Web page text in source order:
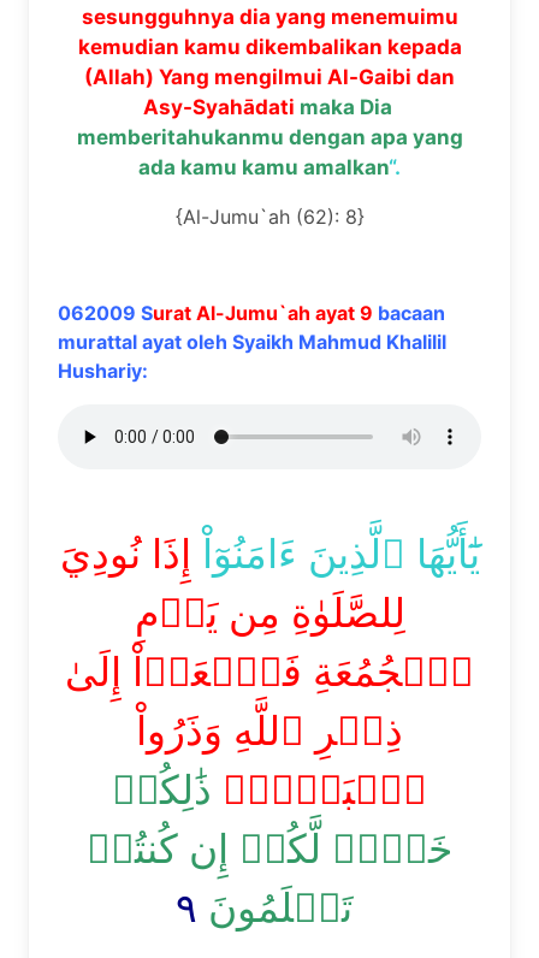
sesungguhnya dia yang menemuimu
kemudian kamu dikembalikan kepada
(Allah) Yang mengilmui Al-Gaibi dan
Asy-Syahādati maka Dia
memberitahukanmu dengan apa yang
ada kamu kamu amalkan“.
{Al-Jumu`ah (62): 8}
062009 Surat Al-Jumu`ah ayat 9 bacaan
murattal ayat oleh Syaikh Mahmud Khalilil
Hushariy:
يَٰٓأَيُّهَا ٱلَّذِينَ ءَامَنُوٓاْ إِذَا نُودِيَ
لِلصَّلَوٰةِ مِن يَوۡمِ
ٱلۡجُمُعَةِ فَٱسۡعَوۡاْ إِلَىٰ
ذِكۡرِ ٱللَّهِ وَذَرُواْ
ٱلۡبَيۡعَۚ ذَٰلِكُمۡ
خَيۡرٞ لَّكُمۡ إِن كُنتُمۡ
تَعۡلَمُونَ ٩